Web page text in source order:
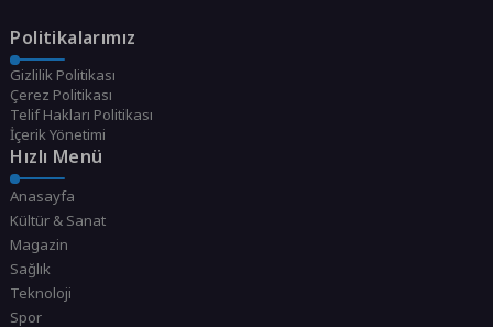
Politikalarımız
Gizlilik Politikası
Çerez Politikası
Telif Hakları Politikası
İçerik Yönetimi
Hızlı Menü
Anasayfa
Kültür & Sanat
Magazin
Sağlık
Teknoloji
Spor